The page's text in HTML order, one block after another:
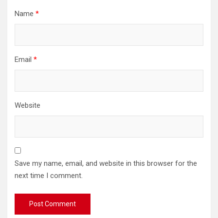
Name *
Email *
Website
Save my name, email, and website in this browser for the
next time I comment.